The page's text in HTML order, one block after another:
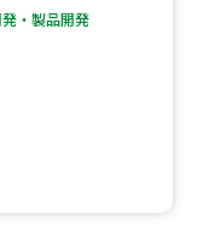
・製品開発